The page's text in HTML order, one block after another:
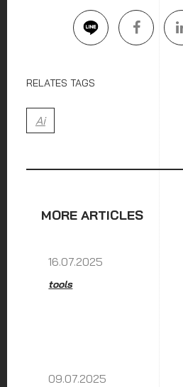
RELATES TAGS
Ai
MORE ARTICLES
16.07.2025
tools
09.07.2025